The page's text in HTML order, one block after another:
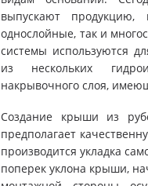
выпускают продукцию,
однослойные, так и
системы используются
из нескольких
накрывочного слоя,
Создание крыши из
предполагает
производится укладка
поперек уклона крыши,